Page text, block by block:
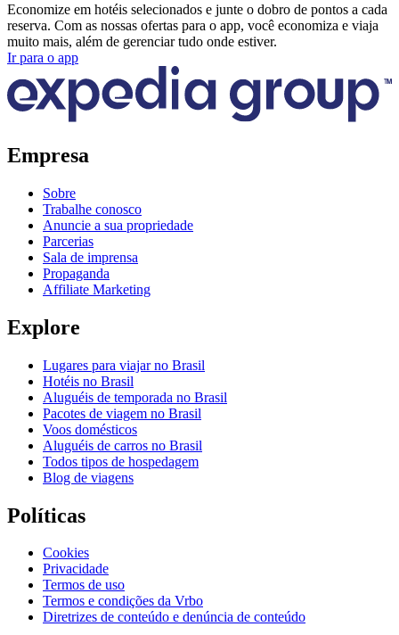
Economize em hotéis selecionados e junte o dobro de pontos a cada
reserva. Com as nossas ofertas para o app, você economiza e viaja
muito mais, além de gerenciar tudo onde estiver.
Ir para o app
Empresa
Sobre
Trabalhe conosco
Anuncie a sua propriedade
Parcerias
Sala de imprensa
Propaganda
Affiliate Marketing
Explore
Lugares para viajar no Brasil
Hotéis no Brasil
Aluguéis de temporada no Brasil
Pacotes de viagem no Brasil
Voos domésticos
Aluguéis de carros no Brasil
Todos tipos de hospedagem
Blog de viagens
Políticas
Cookies
Privacidade
Termos de uso
Termos e condições da Vrbo
Diretrizes de conteúdo e denúncia de conteúdo